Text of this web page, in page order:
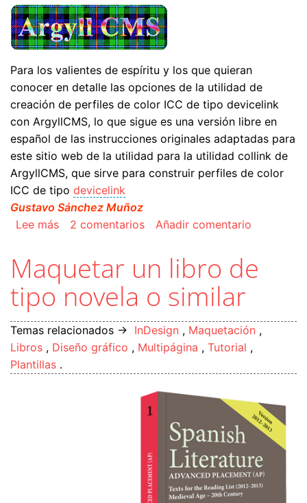
Para los valientes de espíritu y los que quieran
conocer en detalle las opciones de la utilidad de
creación de perfiles de color ICC de tipo devicelink
con ArgyllCMS, lo que sigue es una versión libre en
español de las instrucciones originales adaptadas para
este sitio web de la utilidad para la utilidad collink de
ArgyllCMS, que sirve para construir perfiles de color
ICC de tipo devicelink
Gustavo Sánchez Muñoz
Lee mássobre Crear perfiles devicelink con ArgyllCMS
2 comentarios Añadir comentario
Maquetar un libro de
tipo novela o similar
Temas relacionados → InDesign , Maquetación ,
Libros , Diseño gráfico , Multipágina , Tutorial ,
Plantillas .